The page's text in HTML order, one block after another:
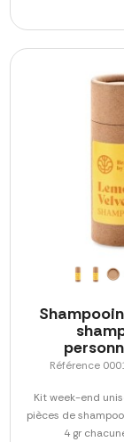
Référence
Kit week-end
pièces de
4 gr